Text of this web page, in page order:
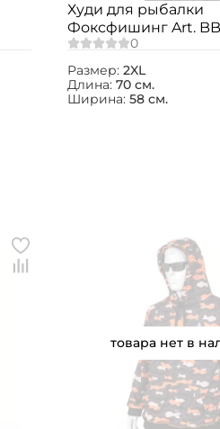
Худи для рыбалки
Фоксфишинг Art.
Размер: 2XL
Длина: 70 см.
Ширина: 58 см.
товара нет в